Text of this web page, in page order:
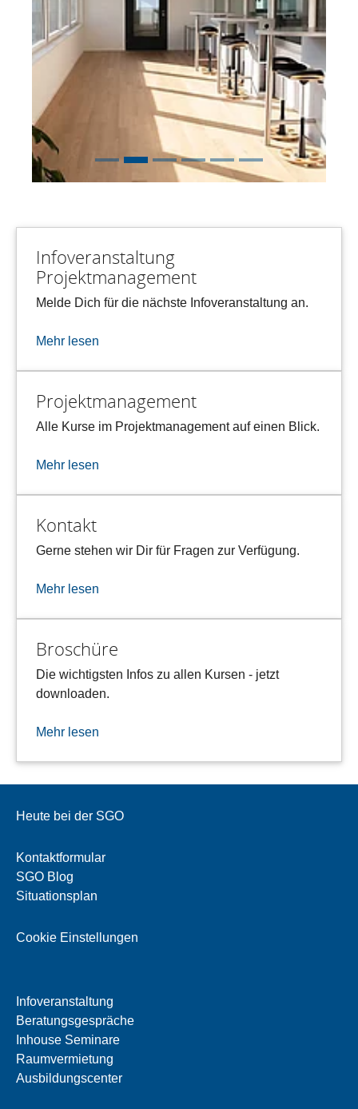
Infoveranstaltung
Projektmanagement
Melde Dich für die nächste Infoveranstaltung an.
Mehr lesen
Projektmanagement
Alle Kurse im Projektmanagement auf einen Blick.
Mehr lesen
Kontakt
Gerne stehen wir Dir für Fragen zur Verfügung.
Mehr lesen
Broschüre
Die wichtigsten Infos zu allen Kursen - jetzt
downloaden.
Mehr lesen
Heute bei der SGO
Kontaktformular
SGO Blog
Situationsplan
Cookie Einstellungen
Infoveranstaltung
Beratungsgespräche
Inhouse Seminare
Raumvermietung
Ausbildungscenter